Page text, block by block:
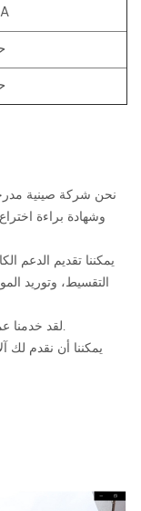
2. يمكننا تقديم
التقسيط، وتوريد
3. لقد خدمنا عملاء من أكثر من 100 دولة في العالم حتى الآن.